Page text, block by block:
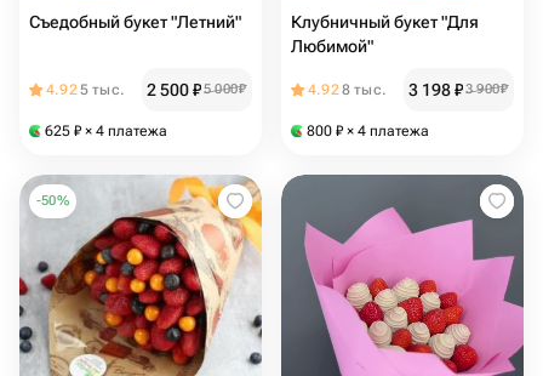
Съедобный букет "Летний"
4.925 тыс. 2 500₽5 000₽
625 ₽ × 4 платежа
Клубничный букет "Для
Любимой"
4.928 тыс. 3 198₽3 900₽
800 ₽ × 4 платежа
-50%